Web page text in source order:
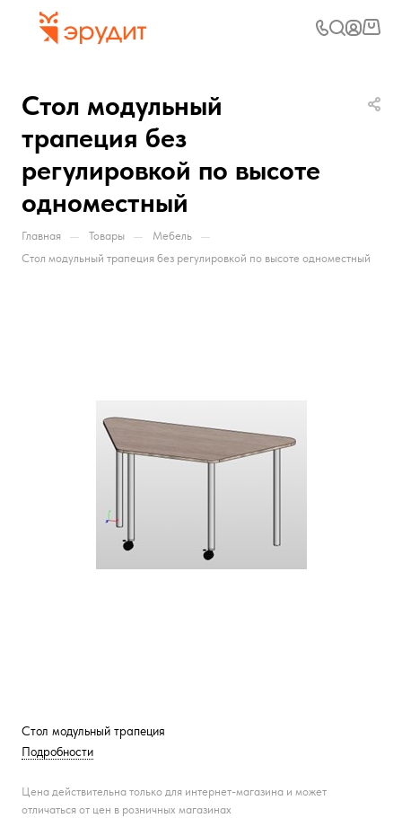
Стол модульный
трапеция без
регулировкой по высоте
одноместный
Главная — Товары — Мебель —
Стол модульный трапеция без регулировкой по высоте одноместный
Стол модульный трапеция
Подробности
Цена действительна только для интернет-магазина и может
отличаться от цен в розничных магазинах